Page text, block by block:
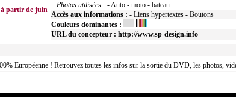
à partir de juin
Photos utilisées : - Auto - moto - bateau ...
Accès aux informations : - Liens hypertextes - Boutons
Couleurs dominantes :
URL du concepteur : http://www.sp-design.info
Européenne ! Retrouvez toutes les infos sur la sortie du DVD, les photos,